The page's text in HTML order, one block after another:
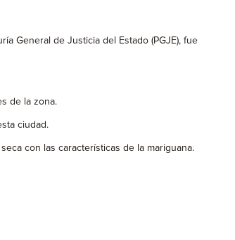
General de Justicia del Estado (PGJE), fue
de la zona.
ciudad.
con las características de la mariguana.